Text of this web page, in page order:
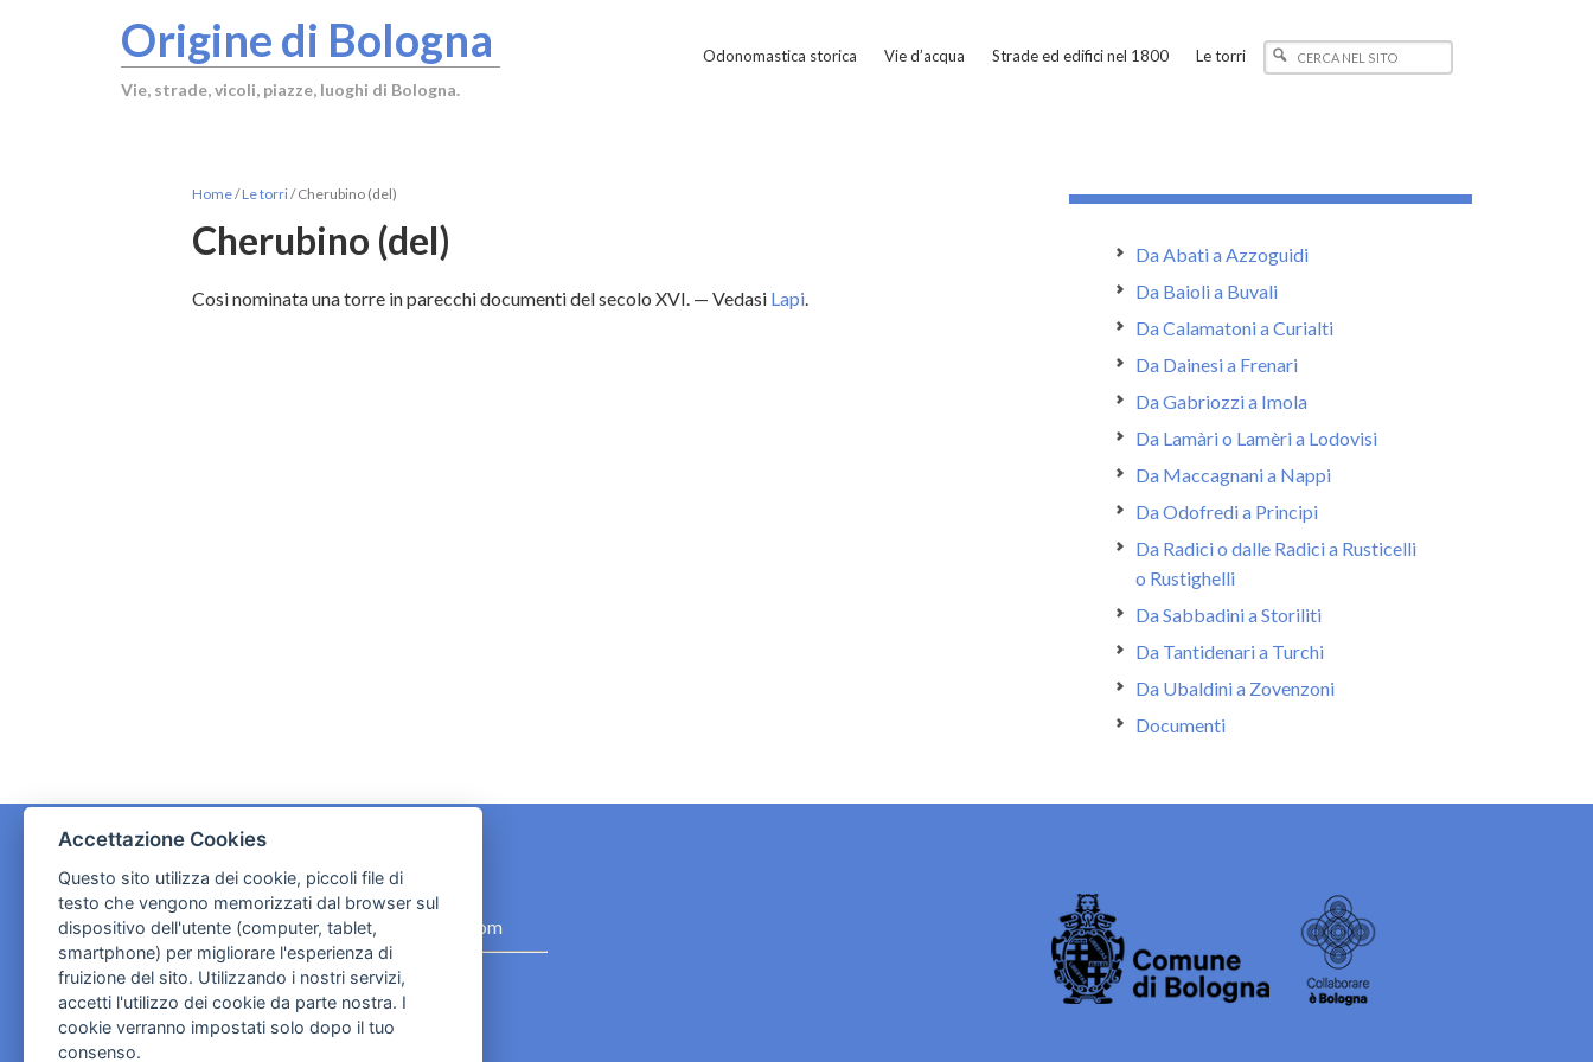
Origine di Bologna
Vie, strade, vicoli, piazze, luoghi di Bologna.
Odonomastica storica Vie d’acqua Strade ed edifici nel 1800 Le torri
Home/Le torri/Cherubino (del)
Cherubino (del)
Cosi nominata una torre in parecchi documenti del secolo XVI. — Vedasi Lapi.
Da Abati a Azzoguidi
Da Baioli a Buvali
Da Calamatoni a Curialti
Da Dainesi a Frenari
Da Gabriozzi a Imola
Da Lamàri o Lamèri a Lodovisi
Da Maccagnani a Nappi
Da Odofredi a Principi
Da Radici o dalle Radici a Rusticelli
o Rustighelli
Da Sabbadini a Storiliti
Da Tantidenari a Turchi
Da Ubaldini a Zovenzoni
Documenti
CONTATTI
contact.originebologna@gmail.com
Cookies e informativa privacy
Accettazione Cookies
Questo sito utilizza dei cookie, piccoli file di
testo che vengono memorizzati dal browser sul
dispositivo dell'utente (computer, tablet,
smartphone) per migliorare l'esperienza di
fruizione del sito. Utilizzando i nostri servizi,
accetti l'utilizzo dei cookie da parte nostra. I
cookie verranno impostati solo dopo il tuo
consenso.